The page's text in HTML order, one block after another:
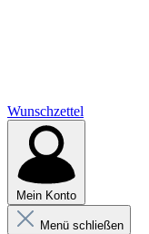
Wunschzettel
Mein Konto
Menü schließen